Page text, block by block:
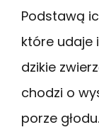
Podstawą
które udaje
dzikie
chodzi o
porze głodu.